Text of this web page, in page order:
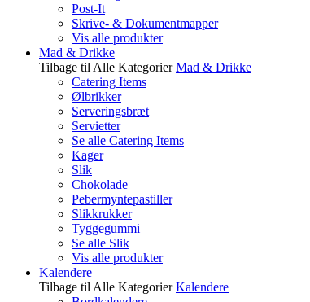
Post-It
Skrive- & Dokumentmapper
Vis alle produkter
Mad & Drikke
Tilbage til Alle Kategorier Mad & Drikke
Catering Items
Ølbrikker
Serveringsbræt
Servietter
Se alle Catering Items
Kager
Slik
Chokolade
Pebermyntepastiller
Slikkrukker
Tyggegummi
Se alle Slik
Vis alle produkter
Kalendere
Tilbage til Alle Kategorier Kalendere